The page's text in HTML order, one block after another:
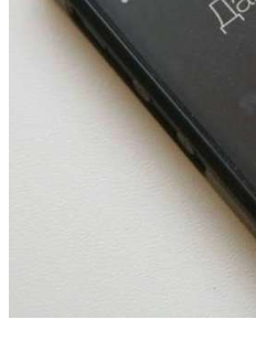
13:47
Покушение на убийство
напала на незнакомую
Сладкий праздник в
парке прошёл